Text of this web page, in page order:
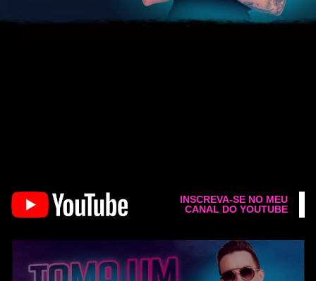
INSCREVA-SE NO MEU
CANAL DO YOUTUBE